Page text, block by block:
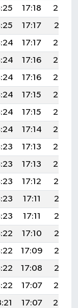
17:18
20:33
17:17
20:31
17:17
20:30
17:16
20:29
17:16
20:27
17:15
20:26
17:15
20:25
17:14
20:23
17:13
20:22
17:13
20:20
17:12
20:19
17:11
20:18
17:11
20:16
17:10
20:15
17:09
20:13
17:08
20:12
17:07
20:10
17:07
20:08